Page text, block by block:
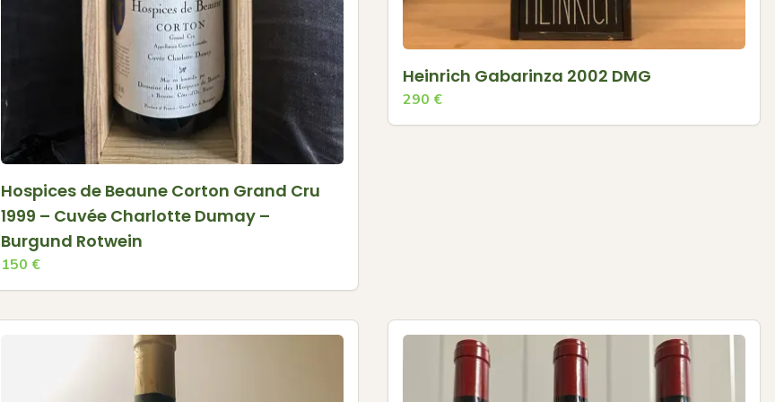
Hospices de Beaune Corton Grand Cru
1999 – Cuvée Charlotte Dumay –
Burgund Rotwein
150 €
Heinrich Gabarinza 2002 DMG
290 €